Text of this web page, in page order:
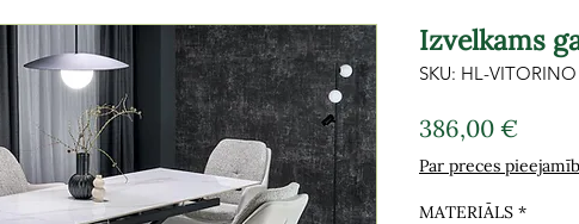
Izvelkams
SKU: HL-VITORINO
386,00 €Cena
Par preces
MATERIĀLS *